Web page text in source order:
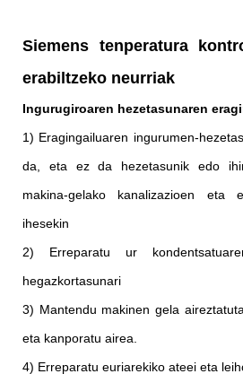
Siemens tenperatura
erabiltzeko neurriak
Ingurugiroaren hezetasunaren
1) Eragingailuaren ingurumen-
da, eta ez da hezetasunik edo
makina-gelako kanalizazioen eta
ihesekin
2) Erreparatu ur
hegazkortasunari
3) Mantendu makinen gela
eta kanporatu airea.
4) Erreparatu euriarekiko ateei eta